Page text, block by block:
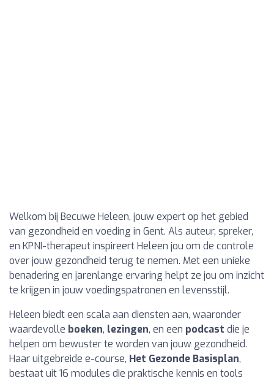
Welkom bij Becuwe Heleen, jouw expert op het gebied
van gezondheid en voeding in Gent. Als auteur, spreker,
en KPNI-therapeut inspireert Heleen jou om de controle
over jouw gezondheid terug te nemen. Met een unieke
benadering en jarenlange ervaring helpt ze jou om inzicht
te krijgen in jouw voedingspatronen en levensstijl.
Heleen biedt een scala aan diensten aan, waaronder
waardevolle boeken, lezingen, en een podcast die je
helpen om bewuster te worden van jouw gezondheid.
Haar uitgebreide e-course, Het Gezonde Basisplan,
bestaat uit 16 modules die praktische kennis en tools